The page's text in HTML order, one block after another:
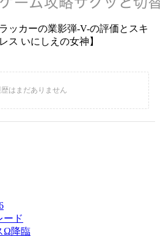
ッカーの業影弾-V-の評価とスキ
ス いにしえの女神】
ード
Ω降臨